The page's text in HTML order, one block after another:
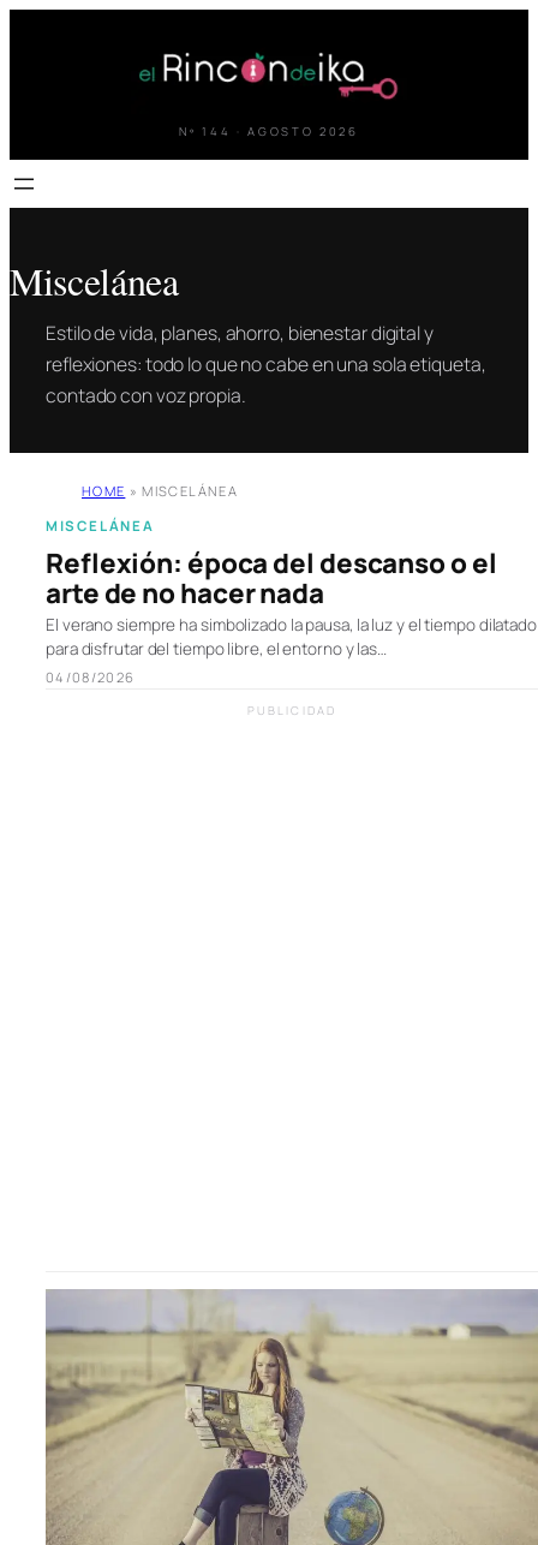
Nº 144 · AGOSTO 2026
Miscelánea
Estilo de vida, planes, ahorro, bienestar digital y
reflexiones: todo lo que no cabe en una sola etiqueta,
contado con voz propia.
HOME » MISCELÁNEA
MISCELÁNEA
Reflexión: época del descanso o el
arte de no hacer nada
El verano siempre ha simbolizado la pausa, la luz y el tiempo dilatado
para disfrutar del tiempo libre, el entorno y las…
04/08/2026
PUBLICIDAD